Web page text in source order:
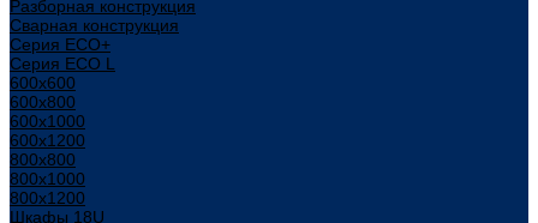
Разборная конструкция
Сварная конструкция
Серия ECO+
Серия ECO L
600x600
600x800
600х1000
600х1200
800x800
800х1000
800х1200
Шкафы 18U